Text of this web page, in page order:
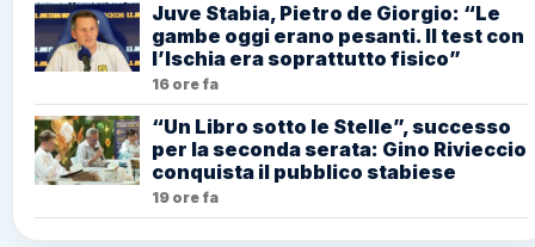
Juve Stabia, Pietro de Giorgio: “Le
gambe oggi erano pesanti. Il test con
l’Ischia era soprattutto fisico”
16 ore fa
“Un Libro sotto le Stelle”, successo
per la seconda serata: Gino Rivieccio
conquista il pubblico stabiese
19 ore fa